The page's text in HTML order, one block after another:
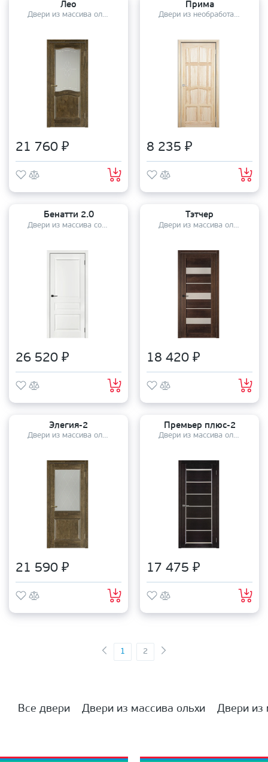
Лео
Двери из массива ольхи
21 760 ₽
Прима
Двери из необработанного массива сосны
8 235 ₽
Бенатти 2.0
Двери из массива сосны
26 520 ₽
Тэтчер
Двери из массива ольхи
18 420 ₽
Элегия-2
Двери из массива ольхи
21 590 ₽
Премьер плюс-2
Двери из массива ольхи
17 475 ₽
1 2
Все двери Двери из массива ольхи Двери из